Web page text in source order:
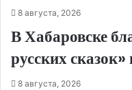
8 августа, 2026
В Хабаровске
русских
8 августа, 2026